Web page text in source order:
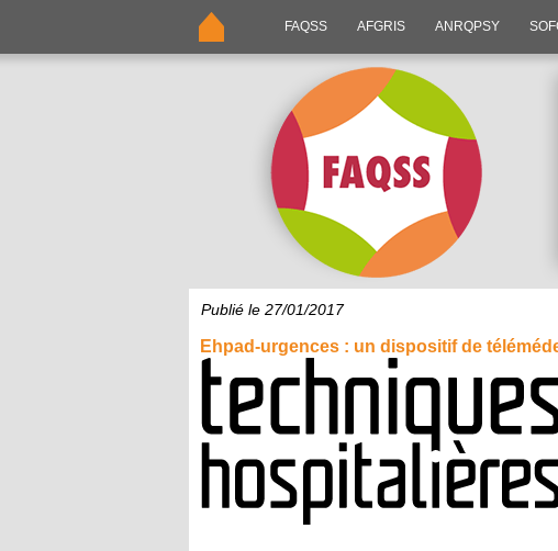
FAQSS AFGRIS ANRQPSY
Publié le 27/01/2017
Ehpad-urgences : un dispositif de